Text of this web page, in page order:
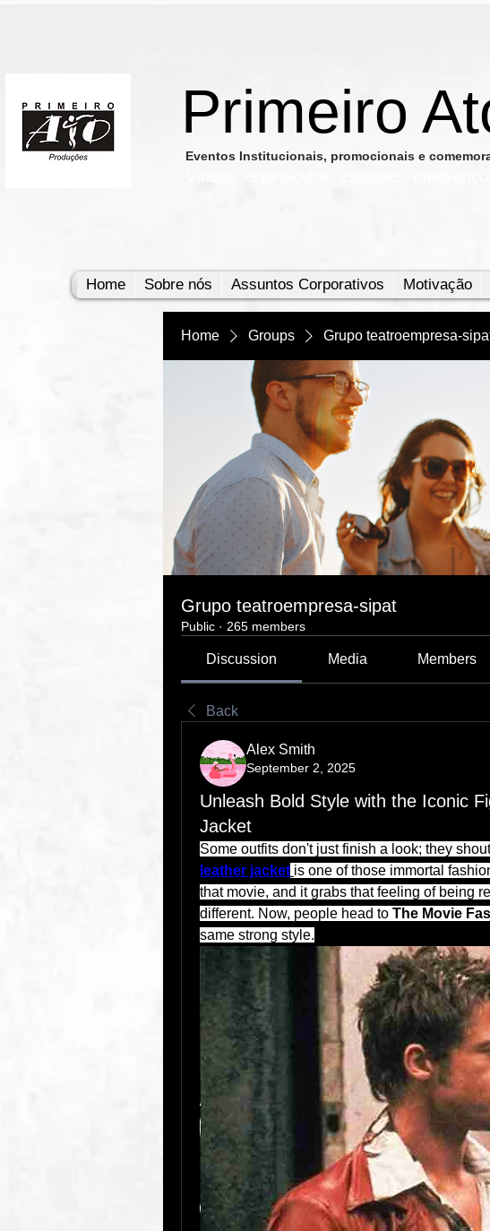
Primeiro
​Eventos Institucionais, promocionais e
Home Sobre nós Assuntos Corporativos Motivação
Home Groups Grupo teatroempresa-
Grupo teatroempresa-sipat
Public · 265 members
Discussion Media Members
Back
Alex Smith
September 2, 2025
Unleash Bold Style with the Iconic
Jacket
Some outfits don't just finish a look; they
leather jacket is one of those immortal
that movie, and it grabs that feeling of being
different. Now, people head to The Movie
same strong style.